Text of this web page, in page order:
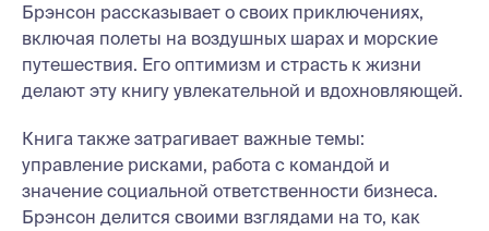
Брэнсон рассказывает о своих приключениях,
включая полеты на воздушных шарах и морские
путешествия. Его оптимизм и страсть к жизни
делают эту книгу увлекательной и вдохновляющей.
Книга также затрагивает важные темы:
управление рисками, работа с командой и
значение социальной ответственности бизнеса.
Брэнсон делится своими взглядами на то, как